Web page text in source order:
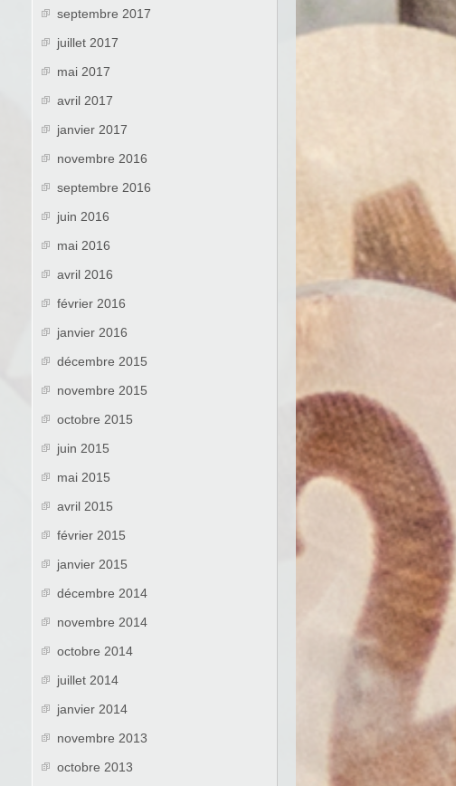
septembre 2017
juillet 2017
mai 2017
avril 2017
janvier 2017
novembre 2016
septembre 2016
juin 2016
mai 2016
avril 2016
février 2016
janvier 2016
décembre 2015
novembre 2015
octobre 2015
juin 2015
mai 2015
avril 2015
février 2015
janvier 2015
décembre 2014
novembre 2014
octobre 2014
juillet 2014
janvier 2014
novembre 2013
octobre 2013